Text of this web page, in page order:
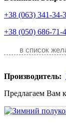
+38 (063) 341-34-
+38 (050) 686-71-
в список
Производитель:
Предлагаем Вам